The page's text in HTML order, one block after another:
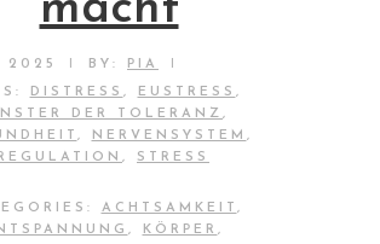
macht
2025 BY: PIA
DISTRESS , EUSTRESS ,
DER TOLERANZ ,
, NERVENSYSTEM ,
REGULATION , STRESS
ACHTSAMKEIT ,
, KÖRPER ,